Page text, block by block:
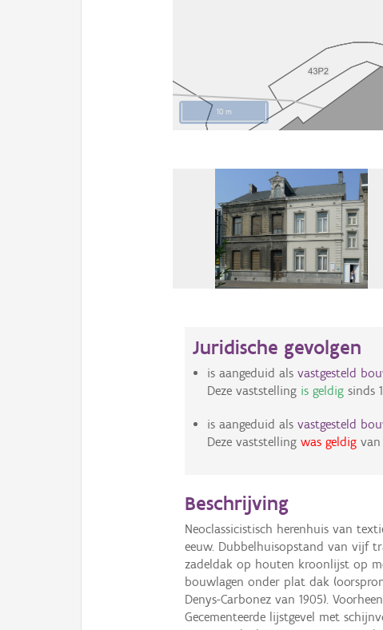
10 m
Juridische gevolgen
is aangeduid als vastgesteld
Deze vaststelling is geldigsinds
is aangeduid als vastgesteld
Deze vaststelling was geldigvan
Beschrijving
Neoclassicistisch herenhuis van
eeuw. Dubbelhuisopstand van vijf
zadeldak op houten kroonlijst op
bouwlagen onder plat dak
Denys-Carbonez van 1905).
Gecementeerde lijstgevel met